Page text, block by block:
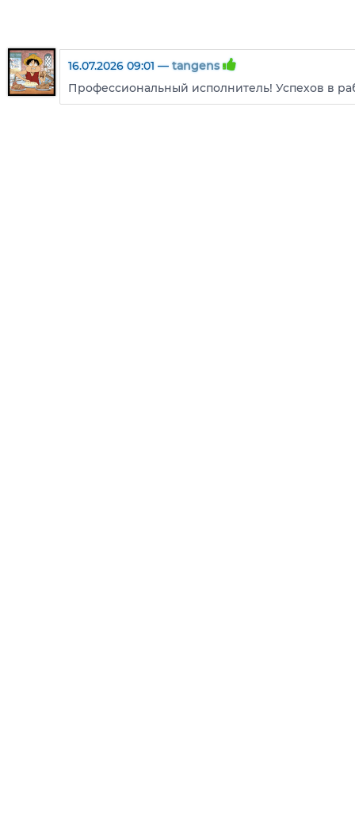
16.07.2026 09:01 — tangens
Профессиональный исполнитель! Успехов в